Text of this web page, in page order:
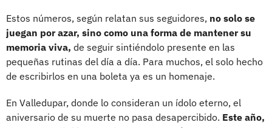
Estos números, según relatan sus seguidores, no solo se
juegan por azar, sino como una forma de mantener su
memoria viva, de seguir sintiéndolo presente en las
pequeñas rutinas del día a día. Para muchos, el solo hecho
de escribirlos en una boleta ya es un homenaje.
En Valledupar, donde lo consideran un ídolo eterno, el
aniversario de su muerte no pasa desapercibido. Este año,